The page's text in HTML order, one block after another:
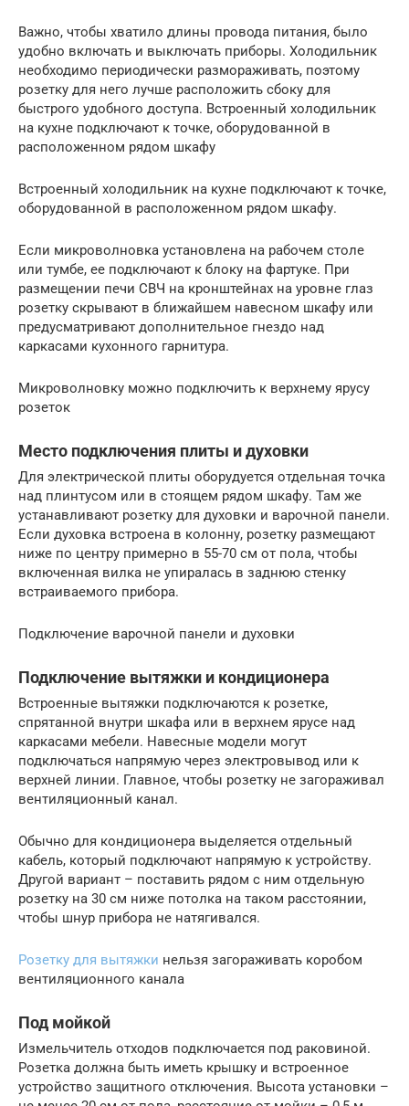
Важно, чтобы хватило длины провода питания, было
удобно включать и выключать приборы. Холодильник
необходимо периодически размораживать, поэтому
розетку для него лучше расположить сбоку для
быстрого удобного доступа. Встроенный холодильник
на кухне подключают к точке, оборудованной в
расположенном рядом шкафу
Встроенный холодильник на кухне подключают к точке,
оборудованной в расположенном рядом шкафу.
Если микроволновка установлена на рабочем столе
или тумбе, ее подключают к блоку на фартуке. При
размещении печи СВЧ на кронштейнах на уровне глаз
розетку скрывают в ближайшем навесном шкафу или
предусматривают дополнительное гнездо над
каркасами кухонного гарнитура.
Микроволновку можно подключить к верхнему ярусу
розеток
Место подключения плиты и духовки
Для электрической плиты оборудуется отдельная точка
над плинтусом или в стоящем рядом шкафу. Там же
устанавливают розетку для духовки и варочной панели.
Если духовка встроена в колонну, розетку размещают
ниже по центру примерно в 55-70 см от пола, чтобы
включенная вилка не упиралась в заднюю стенку
встраиваемого прибора.
Подключение варочной панели и духовки
Подключение вытяжки и кондиционера
Встроенные вытяжки подключаются к розетке,
спрятанной внутри шкафа или в верхнем ярусе над
каркасами мебели. Навесные модели могут
подключаться напрямую через электровывод или к
верхней линии. Главное, чтобы розетку не загораживал
вентиляционный канал.
Обычно для кондиционера выделяется отдельный
кабель, который подключают напрямую к устройству.
Другой вариант – поставить рядом с ним отдельную
розетку на 30 см ниже потолка на таком расстоянии,
чтобы шнур прибора не натягивался.
Розетку для вытяжки нельзя загораживать коробом
вентиляционного канала
Под мойкой
Измельчитель отходов подключается под раковиной.
Розетка должна быть иметь крышку и встроенное
устройство защитного отключения. Высота установки –